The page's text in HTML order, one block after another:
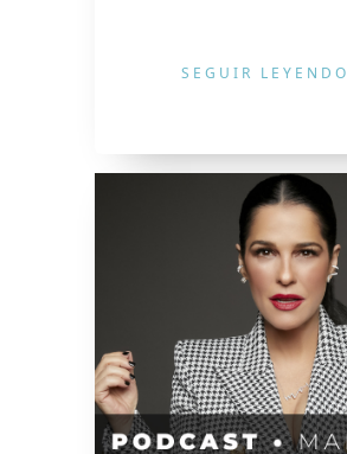
SEGUIR LEYENDO